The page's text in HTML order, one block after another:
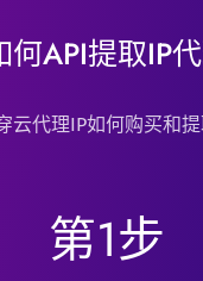
何API提取IP
云代理IP如何购买和
第1步